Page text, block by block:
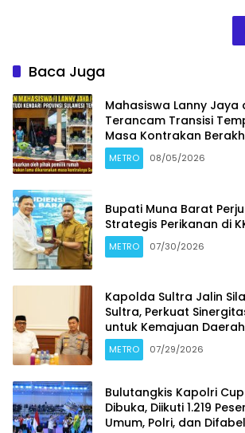
Baca Juga
Mahasiswa Lanny Jaya
Terancam Transisi
Masa Kontrakan
METRO 08/05/2026
Bupati Muna Barat
Strategis Perikanan di
METRO 07/30/2026
Kapolda Sultra Jalin
Sultra, Perkuat
untuk Kemajuan Daerah
METRO 07/29/2026
Bulutangkis Kapolri
Dibuka, Diikuti 1.219
Umum, Polri, dan Difabel